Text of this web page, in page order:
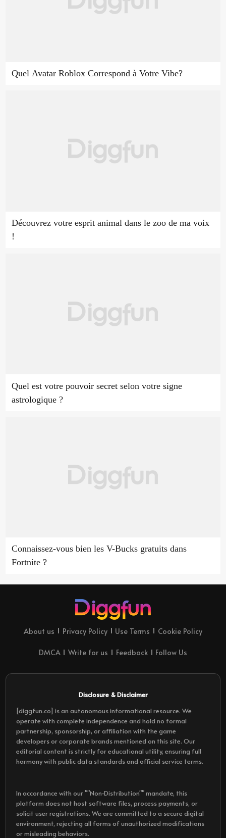
Quel Avatar Roblox Correspond à Votre Vibe?
Découvrez votre esprit animal dans le zoo de ma voix
!
Quel est votre pouvoir secret selon votre signe
astrologique ?
Connaissez-vous bien les V-Bucks gratuits dans
Fortnite ?
About us Privacy Policy Use Terms Cookie Policy
DMCA Write for us Feedback Follow Us
Disclosure & Disclaimer
[diggfun.co] is an autonomous informational resource. We
operate with complete independence and hold no formal
partnership, sponsorship, or affiliation with the game
developers or corporate brands mentioned on this site. Our
editorial content is strictly for educational utility, ensuring full
harmony with public data standards and official service terms.
In accordance with our ""Non-Distribution"" mandate, this
platform does not host software files, process payments, or
solicit user registrations. We are committed to a secure digital
environment, rejecting all forms of unauthorized modifications
or misleading behaviors.